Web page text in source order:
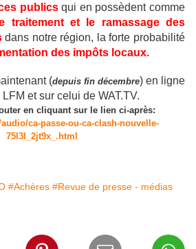
publicsqui en possèdent comme
traitement et le ramassage des
dans notre région, la forte probabilité
des impôts locaux.
(depuis fin décembre) en ligne
et sur celui de WAT.TV.
en cliquant sur le lien ci-après:
ca-passe-ou-ca-clash-nouvelle-
75l3l_2jt9x_.html
#Achères #Revue de presse - médias